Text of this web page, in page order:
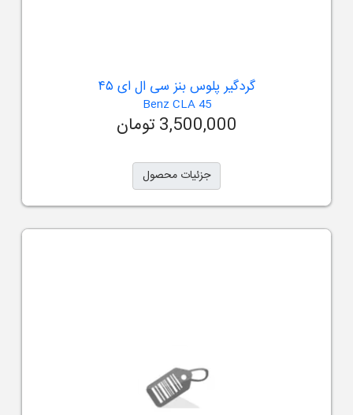
گردگیر پلوس بنز سی ال ای ۴۵
Benz CLA 45
3,500,000 تومان
جزئیات محصول